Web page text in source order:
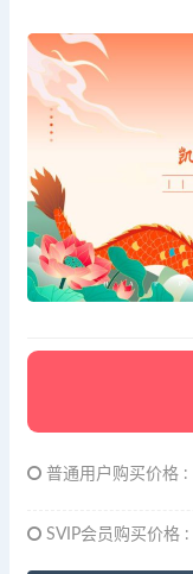
普通用户购买价格 :
SVIP会员购买价格 :